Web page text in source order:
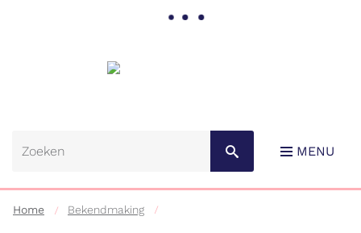
MENU
Home Bekendmaking